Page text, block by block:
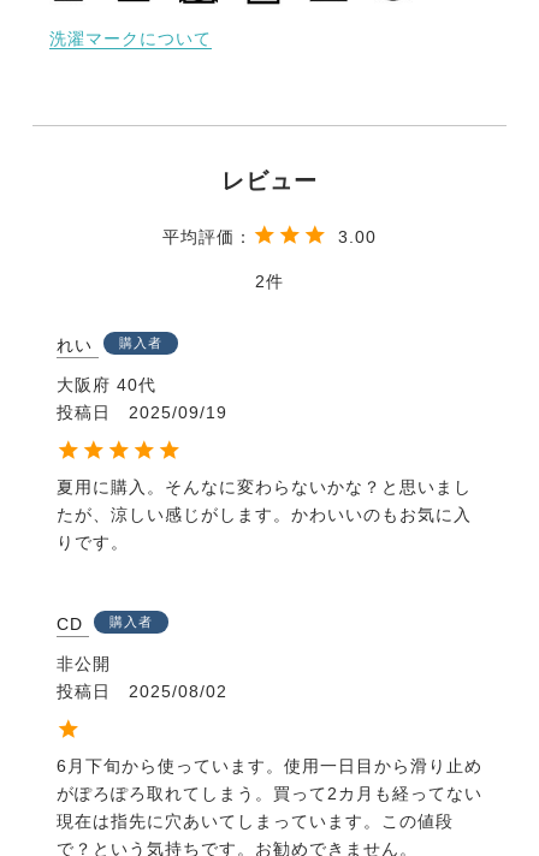
洗濯マークについて
3.00
2
れい 購入者
大阪府 40代
投稿日
2025/09/19
夏用に購入。そんなに変わらないかな？と思いまし
たが、涼しい感じがします。かわいいのもお気に入
りです。
CD 購入者
非公開
投稿日
2025/08/02
6月下旬から使っています。使用一日目から滑り止め
がぽろぽろ取れてしまう。買って2カ月も経ってない
現在は指先に穴あいてしまっています。この値段
で？という気持ちです。お勧めできません。